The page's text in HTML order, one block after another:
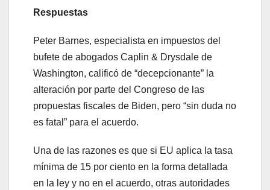
Respuestas
Peter Barnes, especialista en impuestos del
bufete de abogados Caplin & Drysdale de
Washington, calificó de “decepcionante” la
alteración por parte del Congreso de las
propuestas fiscales de Biden, pero “sin duda no
es fatal” para el acuerdo.
Una de las razones es que si EU aplica la tasa
mínima de 15 por ciento en la forma detallada
en la ley y no en el acuerdo, otras autoridades